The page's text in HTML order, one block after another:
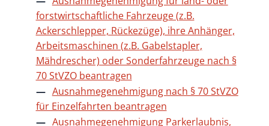
forstwirtschaftliche Fahrzeuge (z.B.
Ackerschlepper, Rückezüge), ihre Anhänger,
Arbeitsmaschinen (z.B. Gabelstapler,
Mähdrescher) oder Sonderfahrzeuge nach §
70 StVZO beantragen
Ausnahmegenehmigung nach § 70 StVZO
für Einzelfahrten beantragen
Ausnahmegenehmigung Parkerlaubnis,